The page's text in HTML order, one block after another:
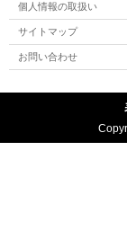
個人情報の取扱い
サイトマップ
お問い合わせ